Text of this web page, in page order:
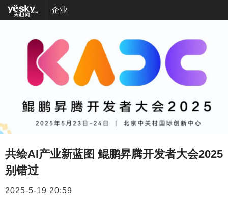
企业
共绘AI产业新蓝图 鲲鹏昇腾开发者大会2025
别错过
2025-5-19 20:59